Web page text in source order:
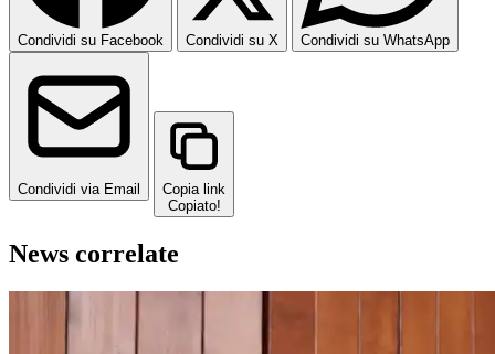
Condividi su Facebook Condividi su X Condividi su WhatsApp
Condividi via Email
Copia link
Copiato!
News correlate